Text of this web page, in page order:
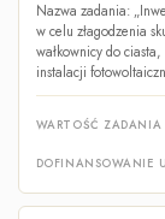
Nazwa zadania:
w celu złagodzenia
wałkownicy do
instalacji
WARTOŚĆ ZADANIA
DOFINANSOWANIE